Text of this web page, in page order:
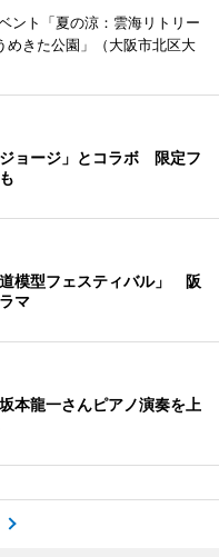
ント「夏の涼：雲海リトリー
めきた公園」（大阪市北区大
ョージ」とコラボ 限定フ
模型フェスティバル」 阪
マ
本龍一さんピアノ演奏を上